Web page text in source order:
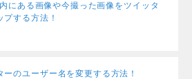
にある画像や今撮った画像をツイッタ
プする方法！
ーのユーザー名を変更する方法！